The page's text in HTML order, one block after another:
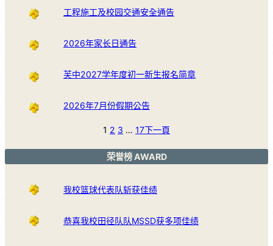
工程施工及校园交通安全通告
2026年家长日通告
芙中2027学年度初一新生报名简章
2026年7月份假期公告
1 2 3 … 17下一頁
荣誉榜 AWARD
我校篮球代表队斩获佳绩
恭喜我校田径队队MSSD获多项佳绩